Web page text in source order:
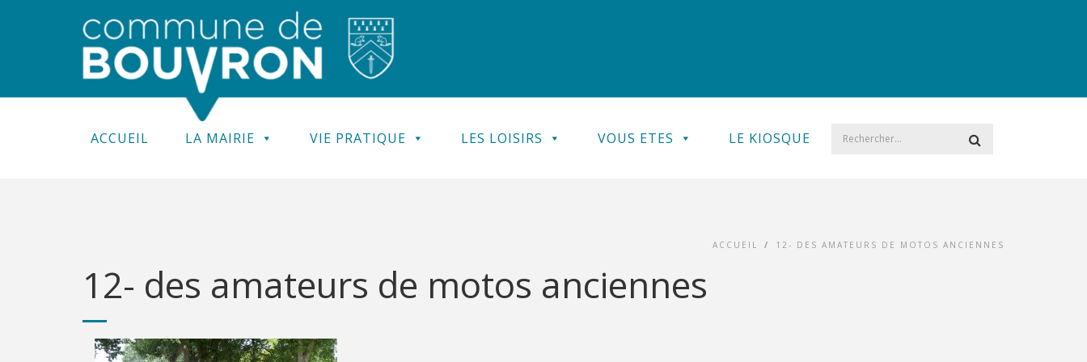
ACCUEIL LA MAIRIE VIE PRATIQUE LES LOISIRS VOUS ETES LE KIOSQUE
ACCUEIL / 12- DES AMATEURS DE MOTOS ANCIENNES
12- des amateurs de motos anciennes